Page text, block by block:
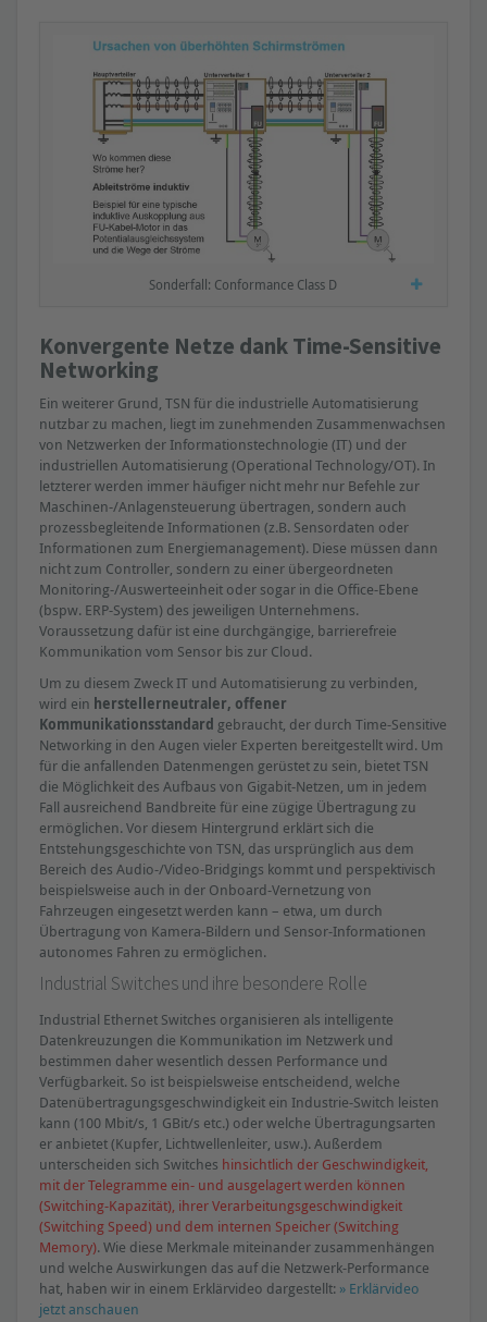
Sonderfall: Conformance Class D
Konvergente Netze dank Time-Sensitive
Networking
Ein weiterer Grund, TSN für die industrielle Automatisierung
nutzbar zu machen, liegt im zunehmenden Zusammenwachsen
von Netzwerken der Informationstechnologie (IT) und der
industriellen Automatisierung (Operational Technology/OT). In
letzterer werden immer häufiger nicht mehr nur Befehle zur
Maschinen-/Anlagensteuerung übertragen, sondern auch
prozessbegleitende Informationen (z.B. Sensordaten oder
Informationen zum Energiemanagement). Diese müssen dann
nicht zum Controller, sondern zu einer übergeordneten
Monitoring-/Auswerteeinheit oder sogar in die Office-Ebene
(bspw. ERP-System) des jeweiligen Unternehmens.
Voraussetzung dafür ist eine durchgängige, barrierefreie
Kommunikation vom Sensor bis zur Cloud.
Um zu diesem Zweck IT und Automatisierung zu verbinden,
wird ein herstellerneutraler, offener
Kommunikationsstandard gebraucht, der durch Time-Sensitive
Networking in den Augen vieler Experten bereitgestellt wird. Um
für die anfallenden Datenmengen gerüstet zu sein, bietet TSN
die Möglichkeit des Aufbaus von Gigabit-Netzen, um in jedem
Fall ausreichend Bandbreite für eine zügige Übertragung zu
ermöglichen. Vor diesem Hintergrund erklärt sich die
Entstehungsgeschichte von TSN, das ursprünglich aus dem
Bereich des Audio-/Video-Bridgings kommt und perspektivisch
beispielsweise auch in der Onboard-Vernetzung von
Fahrzeugen eingesetzt werden kann – etwa, um durch
Übertragung von Kamera-Bildern und Sensor-Informationen
autonomes Fahren zu ermöglichen.
Industrial Switches und ihre besondere Rolle
Industrial Ethernet Switches organisieren als intelligente
Datenkreuzungen die Kommunikation im Netzwerk und
bestimmen daher wesentlich dessen Performance und
Verfügbarkeit. So ist beispielsweise entscheidend, welche
Datenübertragungsgeschwindigkeit ein Industrie-Switch leisten
kann (100 Mbit/s, 1 GBit/s etc.) oder welche Übertragungsarten
er anbietet (Kupfer, Lichtwellenleiter, usw.). Außerdem
unterscheiden sich Switches hinsichtlich der Geschwindigkeit,
mit der Telegramme ein- und ausgelagert werden können
(Switching-Kapazität), ihrer Verarbeitungsgeschwindigkeit
(Switching Speed) und dem internen Speicher (Switching
Memory). Wie diese Merkmale miteinander zusammenhängen
und welche Auswirkungen das auf die Netzwerk-Performance
hat, haben wir in einem Erklärvideo dargestellt: » Erklärvideo
jetzt anschauen